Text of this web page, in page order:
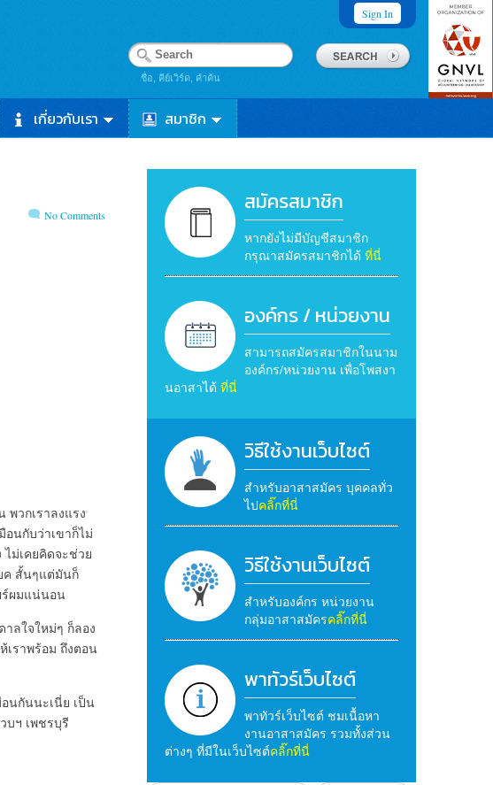
Sign In
ชื่อ, คีย์เวิร์ด, คำค้น
เกี่ยวกับเรา สมาชิก
No Comments
พวกเราลงแรง
อนกับว่าเขาก็ไม่
ม่เคยคิดจะช่วย
ค สั้นๆแต่มันก็
ร์ผมแน่นอน
ลใจใหม่ๆ ก็ลอง
เราพร้อม ถึงตอน
นกันนะเนี่ย เป็น
บฯ เพชรบุรี
สมัครสมาชิก
หากยังไม่มีบัญชีสมาชิก
กรุณาสมัครสมาชิกได้ ที่นี่
องค์กร / หน่วยงาน
สามารถสมัครสมาชิกในนาม
องค์กร/หน่วยงาน เพื่อโพสงา
นอาสาได้ ที่นี่
วิธีใช้งานเว็บไซต์
สำหรับอาสาสมัคร บุคคลทั่ว
ไปคลิ๊กที่นี่
วิธีใช้งานเว็บไซต์
สำหรับองค์กร หน่วยงาน
กลุ่มอาสาสมัครคลิ๊กที่นี่
พาทัวร์เว็บไซต์
พาทัวร์เว็บไซต์ ชมเนื้อหา
งานอาสาสมัคร รวมทั้งส่วน
ต่างๆ ที่มีในเว็บไซต์คลิ๊กที่นี่